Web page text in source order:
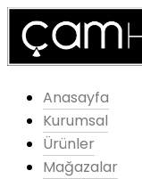
Anasayfa
Kurumsal
Ürünler
Mağazalar